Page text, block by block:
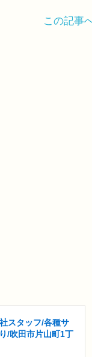
この記事
スタッフ/各種サ
/吹田市片山町1丁